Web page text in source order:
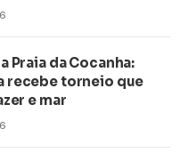
Praia da Cocanha:
recebe torneio que
e mar